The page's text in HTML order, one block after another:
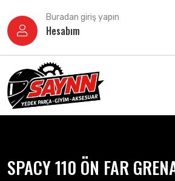
atla
Buradan giriş yapın
Hesabım
SPACY 110 ÖN FAR